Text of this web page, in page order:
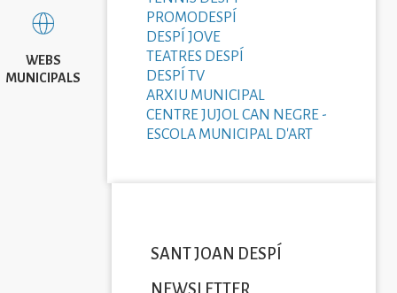
WEBS
MUNICIPALS
PROMODESPÍ
DESPÍ JOVE
TEATRES DESPÍ
DESPÍ TV
ARXIU MUNICIPAL
CENTRE JUJOL CAN NEGRE -
ESCOLA MUNICIPAL D'ART
SANT JOAN DESPÍ
NEWSLETTER